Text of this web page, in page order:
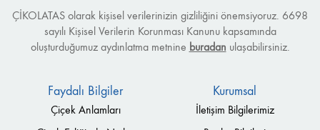
ÇİKOLATAS olarak kişisel verilerinizin gizliliğini önemsiyoruz. 6698
sayılı Kişisel Verilerin Korunması Kanunu kapsamında
oluşturduğumuz aydınlatma metnine buradan ulaşabilirsiniz.
Faydalı Bilgiler
Çiçek Anlamları
Kurumsal
İletişim Bilgilerimiz